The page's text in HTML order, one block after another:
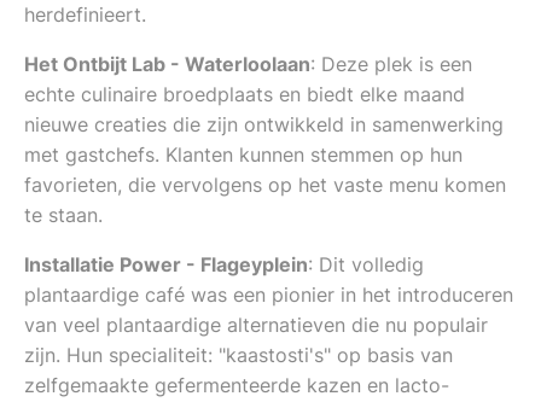
herdefinieert.
Het Ontbijt Lab - Waterloolaan: Deze plek is een
echte culinaire broedplaats en biedt elke maand
nieuwe creaties die zijn ontwikkeld in samenwerking
met gastchefs. Klanten kunnen stemmen op hun
favorieten, die vervolgens op het vaste menu komen
te staan.
Installatie Power - Flageyplein: Dit volledig
plantaardige café was een pionier in het introduceren
van veel plantaardige alternatieven die nu populair
zijn. Hun specialiteit: "kaastosti's" op basis van
zelfgemaakte gefermenteerde kazen en lacto-